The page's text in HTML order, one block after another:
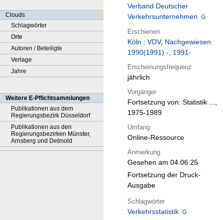
Clouds
Schlagwörter
Orte
Autoren / Beteiligte
Verlage
Jahre
Weitere E-Pflichtsammlungen
Publikationen aus dem
Regierungsbezirk Düsseldorf
Publikationen aus den
Regierungsbezirken Münster,
Arnsberg und Detmold
Verband Deutscher
Verkehrsunternehmen
Erschienen
Köln : VDV, Nachgewiesen
1990(1991) -, 1991-
Erscheinungsfrequenz
jährlich
Vorgänger
Fortsetzung von: Statistik ...,
1975-1989
Umfang
Online-Ressource
Anmerkung
Gesehen am 04.06.25
Fortsetzung der Druck-
Ausgabe
Schlagwörter
Verkehrsstatistik